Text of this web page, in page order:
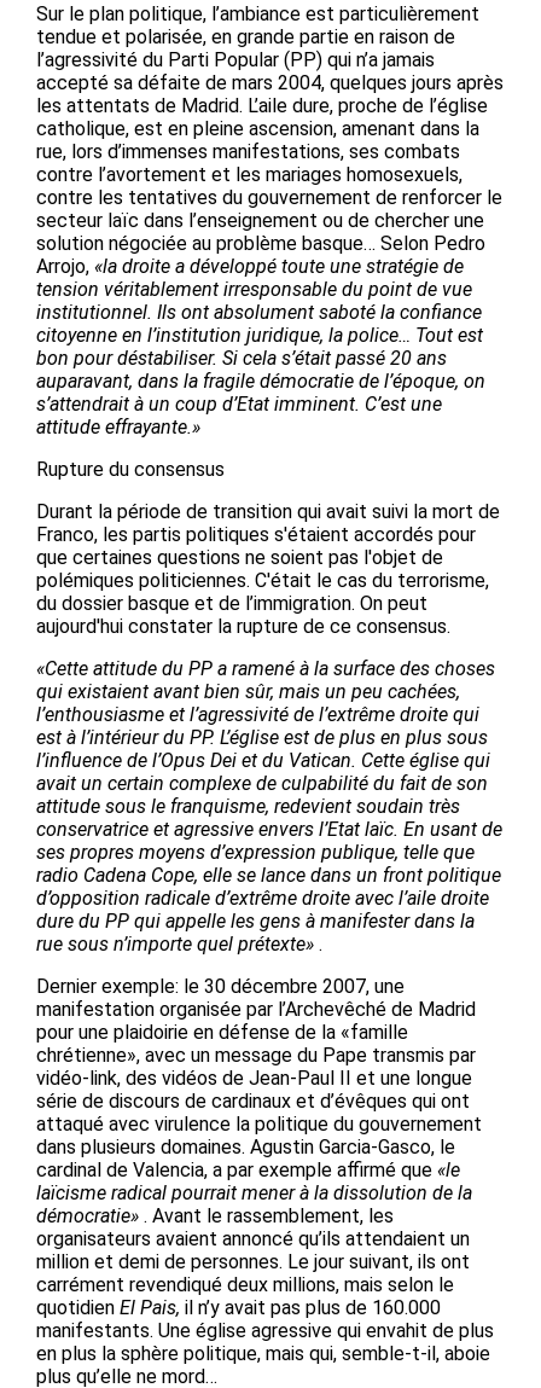
Sur le plan politique, l’ambiance est particulièrement
tendue et polarisée, en grande partie en raison de
l’agressivité du Parti Popular (PP) qui n’a jamais
accepté sa défaite de mars 2004, quelques jours après
les attentats de Madrid. L’aile dure, proche de l’église
catholique, est en pleine ascension, amenant dans la
rue, lors d’immenses manifestations, ses combats
contre l’avortement et les mariages homosexuels,
contre les tentatives du gouvernement de renforcer le
secteur laïc dans l’enseignement ou de chercher une
solution négociée au problème basque… Selon Pedro
Arrojo, «la droite a développé toute une stratégie de
tension véritablement irresponsable du point de vue
institutionnel. Ils ont absolument saboté la confiance
citoyenne en l’institution juridique, la police… Tout est
bon pour déstabiliser. Si cela s’était passé 20 ans
auparavant, dans la fragile démocratie de l’époque, on
s’attendrait à un coup d’Etat imminent. C’est une
attitude effrayante.»
Rupture du consensus
Durant la période de transition qui avait suivi la mort de
Franco, les partis politiques s'étaient accordés pour
que certaines questions ne soient pas l'objet de
polémiques politiciennes. C'était le cas du terrorisme,
du dossier basque et de l’immigration. On peut
aujourd'hui constater la rupture de ce consensus.
«Cette attitude du PP a ramené à la surface des choses
qui existaient avant bien sûr, mais un peu cachées,
l’enthousiasme et l’agressivité de l’extrême droite qui
est à l’intérieur du PP. L’église est de plus en plus sous
l’influence de l’Opus Dei et du Vatican. Cette église qui
avait un certain complexe de culpabilité du fait de son
attitude sous le franquisme, redevient soudain très
conservatrice et agressive envers l’Etat laïc. En usant de
ses propres moyens d’expression publique, telle que
radio Cadena Cope, elle se lance dans un front politique
d’opposition radicale d’extrême droite avec l’aile droite
dure du PP qui appelle les gens à manifester dans la
rue sous n’importe quel prétexte» .
Dernier exemple: le 30 décembre 2007, une
manifestation organisée par l’Archevêché de Madrid
pour une plaidoirie en défense de la «famille
chrétienne», avec un message du Pape transmis par
vidéo-link, des vidéos de Jean-Paul II et une longue
série de discours de cardinaux et d’évêques qui ont
attaqué avec virulence la politique du gouvernement
dans plusieurs domaines. Agustin Garcia-Gasco, le
cardinal de Valencia, a par exemple affirmé que «le
laïcisme radical pourrait mener à la dissolution de la
démocratie» . Avant le rassemblement, les
organisateurs avaient annoncé qu’ils attendaient un
million et demi de personnes. Le jour suivant, ils ont
carrément revendiqué deux millions, mais selon le
quotidien El Pais, il n’y avait pas plus de 160.000
manifestants. Une église agressive qui envahit de plus
en plus la sphère politique, mais qui, semble-t-il, aboie
plus qu’elle ne mord…